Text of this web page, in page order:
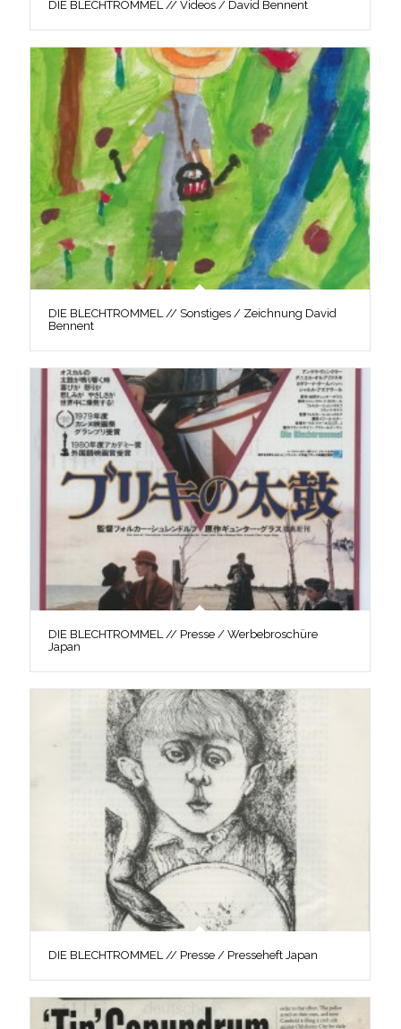
DIE BLECHTROMMEL // Videos / David Bennent
DIE BLECHTROMMEL // Sonstiges / Zeichnung David
Bennent
DIE BLECHTROMMEL // Presse / Werbebroschüre
Japan
DIE BLECHTROMMEL // Presse / Presseheft Japan